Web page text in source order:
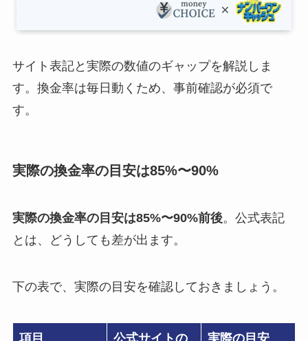
サイト表記と実際の数値のギャップを解説しま
す。換金率は毎日動くため、事前確認が必須で
す。
実際の換金率の目安は85%〜90%
実際の換金率の目安は85%〜90%前後。公式表記
とは、どうしても差が出ます。
下の表で、実際の目安を確認しておきましょう。
項目
公式サイトの
実際の目安